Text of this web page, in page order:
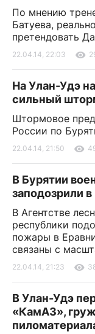
По мнению
Батуева,
претендовать
22.04.14, 22:03
На Улан-Удэ
сильный
Штормовое
России по
22.04.14, 21:50
В Бурятии
заподозрили
В Агентстве
республики
пожары в
связаны с
22.04.14, 21:23
В Улан-Удэ
«КамАЗ»,